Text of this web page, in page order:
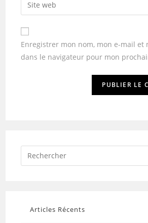
Enregistrer mon nom, mon e-mail et
dans le navigateur pour mon
Articles Récents